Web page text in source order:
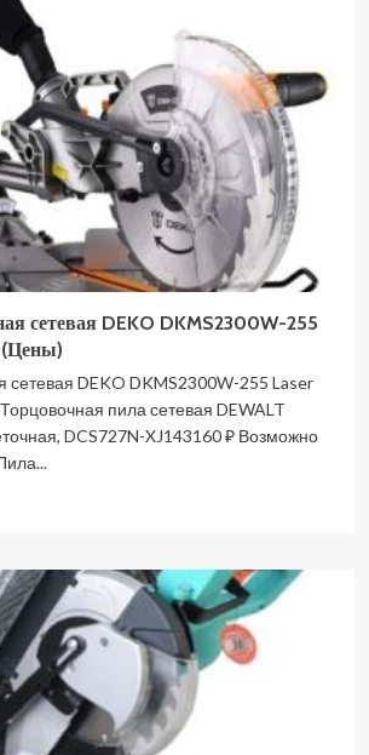
сетевая DEKO DKMS2300W-255
(Цены)
сетевая DEKO DKMS2300W-255 Laser
пила сетевая DEWALT
DCS727N-XJ143160 ₽ Возможно